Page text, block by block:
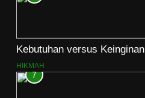
Kebutuhan versus Keinginan
HIKMAH
7